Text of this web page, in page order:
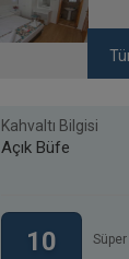
Kahvaltı Bilgisi
Açık Büfe
10 Süper